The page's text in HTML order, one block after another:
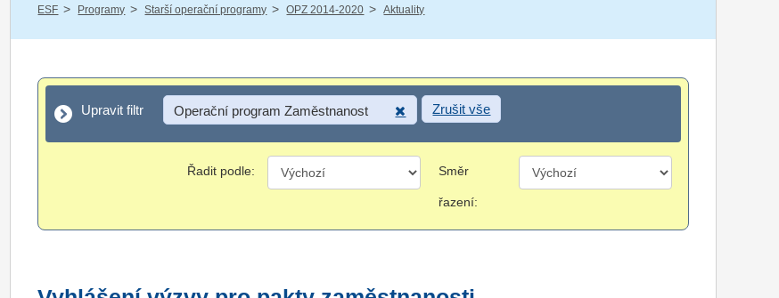
ESF / Programy / Starší operační programy / OPZ 2014-2020 / Aktuality
Upravit filtr
Upravit filtr Operační program Zaměstnanost Zrušit vše
Řadit podle: Směr
řazení: